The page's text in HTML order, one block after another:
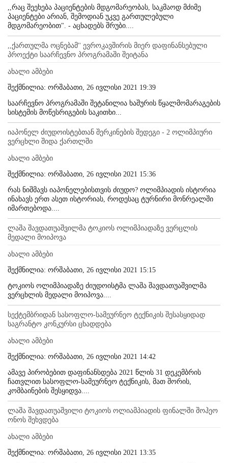
,,რაც შეეხება პაციენტების მდგომარეობას, საკმაოდ მძიმე
პაციენტები არიან, შემოდიან უკვე გართულებული
მდგომარეობით". - აცხადებს შრუბი....
,,ქართულმა ოცნებამ'' ევროკავშირის მიერ დაფინანსებული
პროექტი საარჩევნო პროგრამაში შეიტანა
ახალი ამბები
შექმნილია: ორშაბათი, 26 ივლისი 2021 19:39
საარჩევნო პროგრამაში შეტანილია ხაშურის წყალმომარაგების
სისტემის მოწესრიგების საკითხი...
იაპონელ ძიუდოისტებთან შერკინების შედეგი - 2 ოლიმპიური
ვერცხლი შიდა ქართლში
ახალი ამბები
შექმნილია: ორშაბათი, 26 ივლისი 2021 15:36
რას ნიშმავს იაპონელებისთვის ძიუდო? ოლიმპიადის ისტორია
ინახავს ერთ ასეთ ისტორიას, როდესაც ტურნირი მონრეალში
იმართებოდა....
ლაშა შავდათუაშვილმა ტოკიოს ოლიმპიადაზე ვერცლის
მედალი მოიპოვა
ახალი ამბები
შექმნილია: ორშაბათი, 26 ივლისი 2021 15:15
ტოკიოს ოლიმპიადაზე ძიუდოისტმა ლაშა შავდათუაშვილმა
ვერცხლის მედალი მოიპოვა....
სექტემბრიდან სასოფლო-სამეურნეო ტექნიკის შესასყიდად
საგრანტო კონკურსი ცხადდება
ახალი ამბები
შექმნილია: ორშაბათი, 26 ივლისი 2021 14:42
ამავე პირობებით დაფინანსდება 2021 წლის 31 დეკემბრის
ჩათვლით სასოფლო-სამეურნეო ტექნიკის, მათ შორის,
კომბაინების შესყიდვა....
ლაშა შავდათუაშვილი ტოკიოს ოლიამპიადის ფინალში შოჰეო
ონოს შეხვდება
ახალი ამბები
შექმნილია: ორშაბათი, 26 ივლისი 2021 13:35